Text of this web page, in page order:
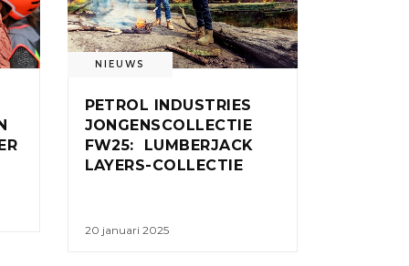
NIEUWS
PETROL INDUSTRIES
JONGENSCOLLECTIE
FW25: LUMBERJACK
LAYERS-COLLECTIE
20 januari 2025